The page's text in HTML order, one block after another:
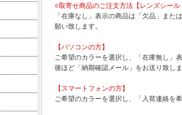
○取寄せ商品のご注文方法【レンズシール
「在庫なし」表示の商品は「欠品」ま
願い致します。
【パソコンの方】
ご希望のカラーを選択し、「在庫無し」
後ほど「納期確認メール」をお送り致し
【スマートフォンの方】
ご希望のカラーを選択し、「入荷連絡を